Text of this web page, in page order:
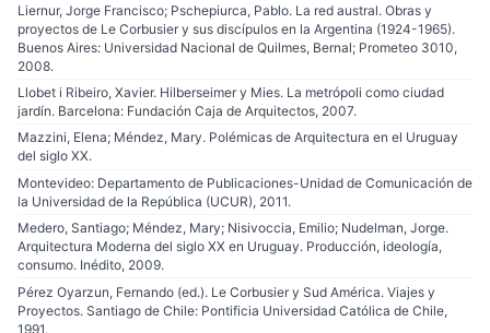
Liernur, Jorge Francisco; Pschepiurca, Pablo. La red austral. Obras y
proyectos de Le Corbusier y sus discípulos en la Argentina (1924-1965).
Buenos Aires: Universidad Nacional de Quilmes, Bernal; Prometeo 3010,
2008.
Llobet i Ribeiro, Xavier. Hilberseimer y Mies. La metrópoli como ciudad
jardín. Barcelona: Fundación Caja de Arquitectos, 2007.
Mazzini, Elena; Méndez, Mary. Polémicas de Arquitectura en el Uruguay
del siglo XX.
Montevideo: Departamento de Publicaciones-Unidad de Comunicación de
la Universidad de la República (UCUR), 2011.
Medero, Santiago; Méndez, Mary; Nisivoccia, Emilio; Nudelman, Jorge.
Arquitectura Moderna del siglo XX en Uruguay. Producción, ideología,
consumo. Inédito, 2009.
Pérez Oyarzun, Fernando (ed.). Le Corbusier y Sud América. Viajes y
Proyectos. Santiago de Chile: Pontificia Universidad Católica de Chile,
1991.